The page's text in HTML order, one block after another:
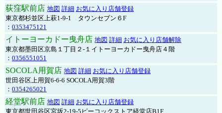
荻窪駅前店 地図 詳細 お気に入り店舗登録
東京都杉並区上萩1-9-1 タウンセブン６F
： 0353475121
イトーヨーカドー曳舟店 地図 詳細 お気に入り店舗解除
東京都墨田区京島１丁目２-１イトーヨーカドー曳舟店４階
： 0356551051
SOCOLA用賀店 地図 詳細 お気に入り店舗登録
世田谷区上用賀6-6-6 SOCOLA用賀3階
： 0354265021
経堂駅前店 地図 詳細 お気に入り店舗登録
東京都世田谷区宮坂2-19-5ピーコックストア経堂店B1F